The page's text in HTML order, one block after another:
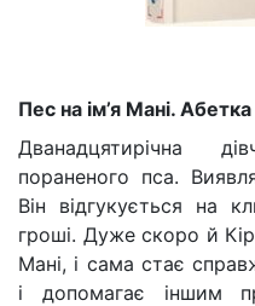
Пес на ім’я Мані.
Дванадцятирічна
пораненого пса.
Він відгукується на
гроші. Дуже скоро й
Мані, і сама стає
і допомагає іншим